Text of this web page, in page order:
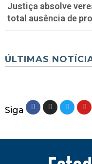
Justiça absolve
total ausência de
ÚLTIMAS
Siga